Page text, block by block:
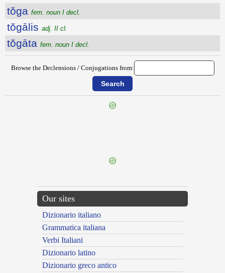
tŏga fem. noun I decl.
tŏgālis adj. II cl.
tŏgāta fem. noun I decl.
Browse the Declensions / Conjugations from:
Our sites
Dizionario italiano
Grammatica italiana
Verbi Italiani
Dizionario latino
Dizionario greco antico